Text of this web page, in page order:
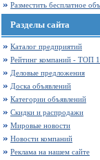
Разместить бесплатное
Разделы сайта
Каталог предприятий
Рейтинг компаний - ТОП
Деловые предложения
Доска объявлений
Категории объявлений
Скидки и распродажи
Мировые новости
Новости компаний
Реклама на нашем сайте